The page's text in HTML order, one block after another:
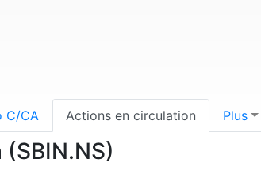
C/CA Actions en circulation Plus